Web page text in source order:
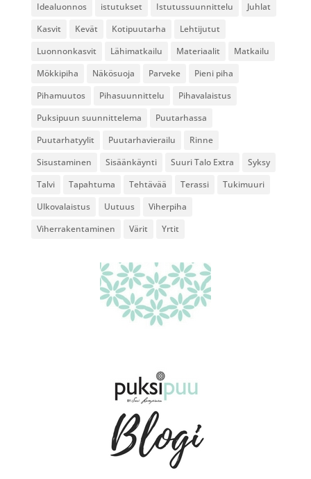
Idealuonnos
istutukset Istutussuunnittelu
Juhlat
Kasvit
Kevät Kotipuutarha
Lehtijutut
Luonnonkasvit
Lähimatkailu Materiaalit
Matkailu
Mökkipiha
Näkösuoja Parveke
Pieni piha
Pihamuutos
Pihasuunnittelu
Pihavalaistus
Puksipuun suunnittelema
Puutarhassa
Puutarhatyylit
Puutarhavierailu
Rinne
Sisustaminen
Sisäänkäynti Suuri Talo Extra
Syksy
Talvi
Tapahtuma Tehtävää Terassi
Tukimuuri
Ulkovalaistus
Uutuus
Viherpiha
Viherrakentaminen
Värit Yrtit